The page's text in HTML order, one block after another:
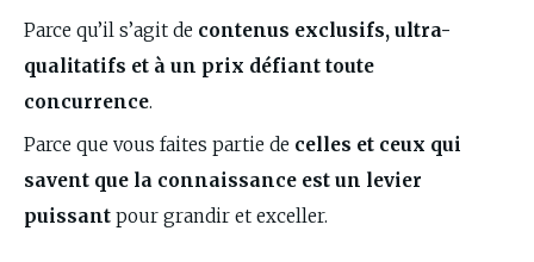
Parce qu’il s’agit de contenus exclusifs, ultra-
qualitatifs et à un prix défiant toute
concurrence.
Parce que vous faites partie de celles et ceux qui
savent que la connaissance est un levier
puissant pour grandir et exceller.